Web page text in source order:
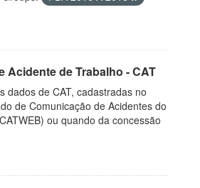
Acidente de Trabalho - CAT
dados de CAT, cadastradas no
de Comunicação de Acidentes do
ou quando da concessão